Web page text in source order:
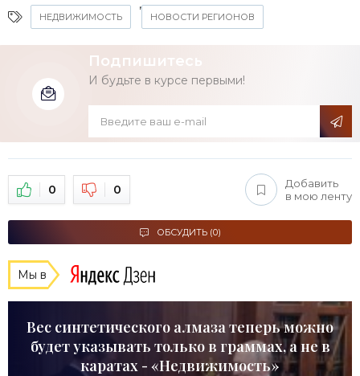
НЕДВИЖИМОСТЬ
,
НОВОСТИ РЕГИОНОВ
Подпишитесь
И будьте в курсе первыми!
0 0
Добавить
в мою ленту
ОБСУДИТЬ (0)
Мы в
Вес синтетического алмаза теперь можно
будет указывать только в граммах, а не в
каратах - «Недвижимость»